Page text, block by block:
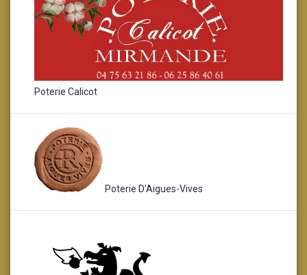
Poterie Calicot
Poterie D'Aigues-Vives